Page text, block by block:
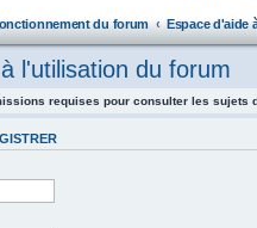
du forum
l'utilisation du forum
requises pour consulter les sujets